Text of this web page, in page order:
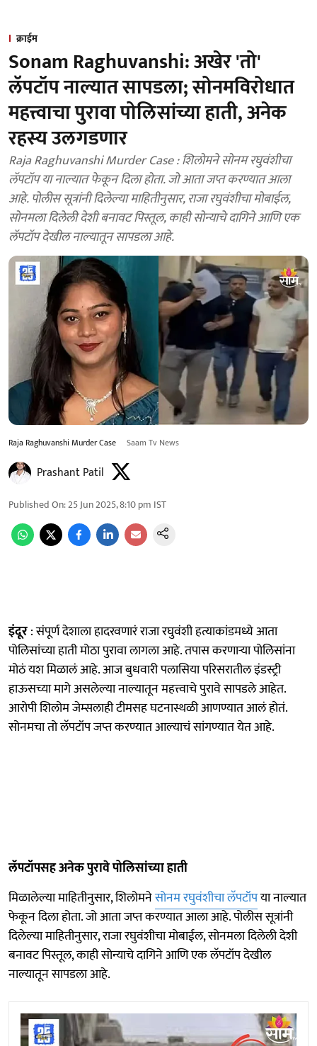
क्राईम
Sonam Raghuvanshi: अखेर 'तो'
लॅपटॉप नाल्यात सापडला; सोनमविरोधात
महत्त्वाचा पुरावा पोलिसांच्या हाती, अनेक
रहस्य उलगडणार
Raja Raghuvanshi Murder Case : शिलोमने सोनम रघुवंशीचा
लॅपटॉप या नाल्यात फेकून दिला होता. जो आता जप्त करण्यात आला
आहे. पोलीस सूत्रांनी दिलेल्या माहितीनुसार, राजा रघुवंशीचा मोबाईल,
सोनमला दिलेली देशी बनावट पिस्तूल, काही सोन्याचे दागिने आणि एक
लॅपटॉप देखील नाल्यातून सापडला आहे.
Raja Raghuvanshi Murder Case Saam Tv News
Prashant Patil
Published On:25 Jun 2025, 8:10 pm IST
इंदूर: संपूर्ण देशाला हादरवणारं राजा रघुवंशी हत्याकांडमध्ये आता
पोलिसांच्या हाती मोठा पुरावा लागला आहे. तपास करणाऱ्या पोलिसांना
मोठं यश मिळालं आहे. आज बुधवारी पलासिया परिसरातील इंडस्ट्री
हाऊसच्या मागे असलेल्या नाल्यातून महत्त्वाचे पुरावे सापडले आहेत.
आरोपी शिलोम जेम्सलाही टीमसह घटनास्थळी आणण्यात आलं होतं.
सोनमचा तो लॅपटॉप जप्त करण्यात आल्याचं सांगण्यात येत आहे.
लॅपटॉपसह अनेक पुरावे पोलिसांच्या हाती
मिळालेल्या माहितीनुसार, शिलोमनेसोनम रघुवंशीचा लॅपटॉपया नाल्यात
फेकून दिला होता. जो आता जप्त करण्यात आला आहे. पोलीस सूत्रांनी
दिलेल्या माहितीनुसार, राजा रघुवंशीचा मोबाईल, सोनमला दिलेली देशी
बनावट पिस्तूल, काही सोन्याचे दागिने आणि एक लॅपटॉप देखील
नाल्यातून सापडला आहे.